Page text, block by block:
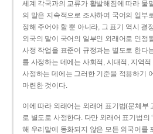
세계 각국과의 교류가 활발해짐에 따라 물
의 말은 지속적으로 조사하여 국어의 일부
정해 주어야 할 뿐 아니라, 그 표기 역시 결
외국의 말이 국어의 일부인 외래어로 인정
사정 작업을 표준어 규정과는 별도로 한다
를 사정하는 데에는 사회적, 시대적, 지역
사정하는 데에는 그러한 기준을 적용하기
마련한 것이다.
이에 따라 외래어는 외래어 표기법(문체부
로 별도로 사정한다. 다만 외래어 표기법의
해 우리말에 동화되지 않은 모든 외국어를